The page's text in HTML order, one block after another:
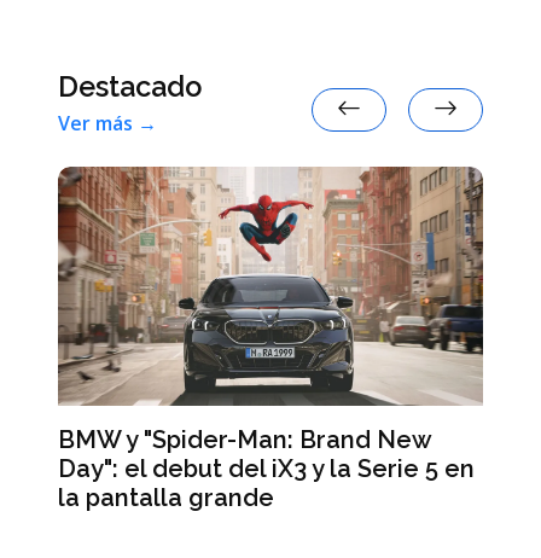
Destacado
Ver más →
BMW y "Spider-Man: Brand New
Day": el debut del iX3 y la Serie 5 en
la pantalla grande